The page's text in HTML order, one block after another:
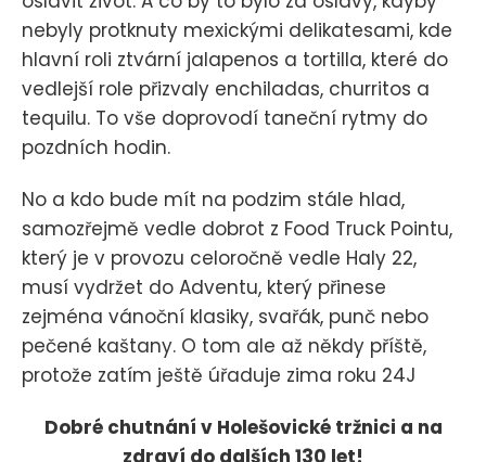
nebyly protknuty mexickými delikatesami, kde
hlavní roli ztvární jalapenos a tortilla, které do
vedlejší role přizvaly enchiladas, churritos a
tequilu. To vše doprovodí taneční rytmy do
pozdních hodin.
No a kdo bude mít na podzim stále hlad,
samozřejmě vedle dobrot z Food Truck Pointu,
který je v provozu celoročně vedle Haly 22,
musí vydržet do Adventu, který přinese
zejména vánoční klasiky, svařák, punč nebo
pečené kaštany. O tom ale až někdy příště,
protože zatím ještě úřaduje zima roku 24J
Dobré chutnání v Holešovické tržnici a na
zdraví do dalších 130 let!